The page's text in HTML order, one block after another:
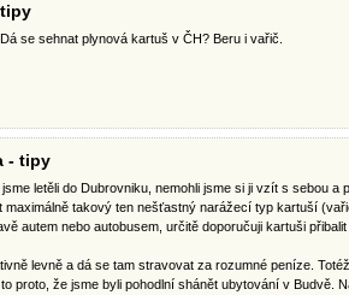
se sehnat plynová kartuš v ČH? Beru i vařič.
- tipy
letěli do Dubrovniku, nemohli jsme si ji vzít s sebou a
maximálně takový ten nešťastný narážecí typ kartuší
autem nebo autobusem, určitě doporučuji kartuši
levně a dá se tam stravovat za rozumné peníze.
proto, že jsme byli pohodlní shánět ubytování v Budvě.